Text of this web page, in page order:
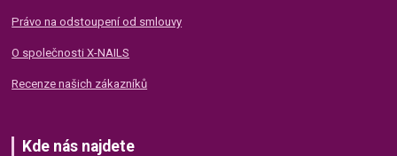
Právo na odstoupení od smlouvy
O společnosti X-NAILS
Recenze našich zákazníků
Kde nás najdete